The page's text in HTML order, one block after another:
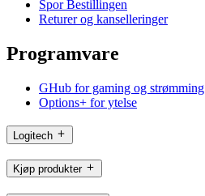
Spor Bestillingen
Returer og kanselleringer
Programvare
GHub for gaming og strømming
Options+ for ytelse
Logitech
Kjøp produkter